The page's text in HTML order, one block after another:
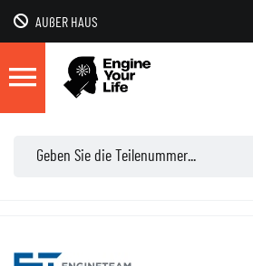
AUßER HAUS